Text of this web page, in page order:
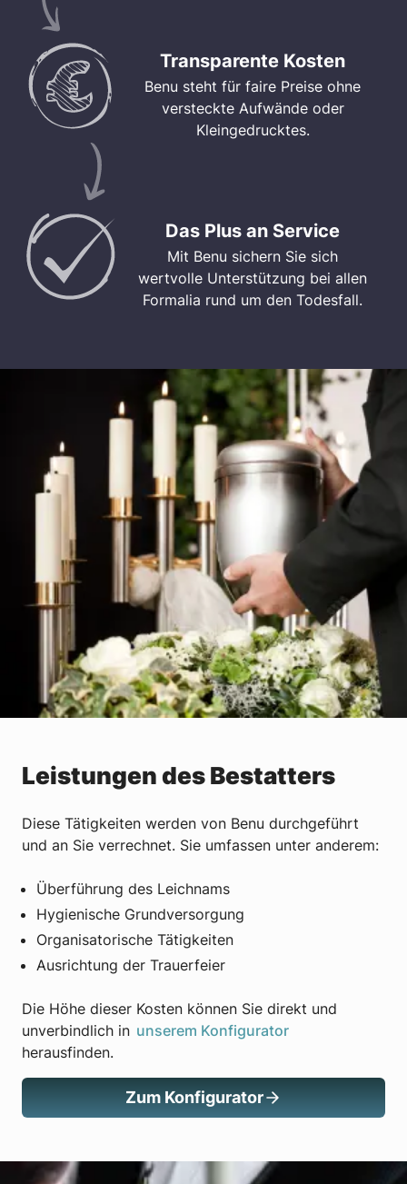
Transparente Kosten
Benu steht für faire Preise ohne
versteckte Aufwände oder
Kleingedrucktes.
Das Plus an Service
Mit Benu sichern Sie sich
wertvolle Unterstützung bei allen
Formalia rund um den Todesfall.
Leistungen des Bestatters
Diese Tätigkeiten werden von Benu durchgeführt
und an Sie verrechnet. Sie umfassen unter anderem:
Überführung des Leichnams
Hygienische Grundversorgung
Organisatorische Tätigkeiten
Ausrichtung der Trauerfeier
Die Höhe dieser Kosten können Sie direkt und
unverbindlich in unserem Konfigurator
herausfinden.
Zum Konfigurator